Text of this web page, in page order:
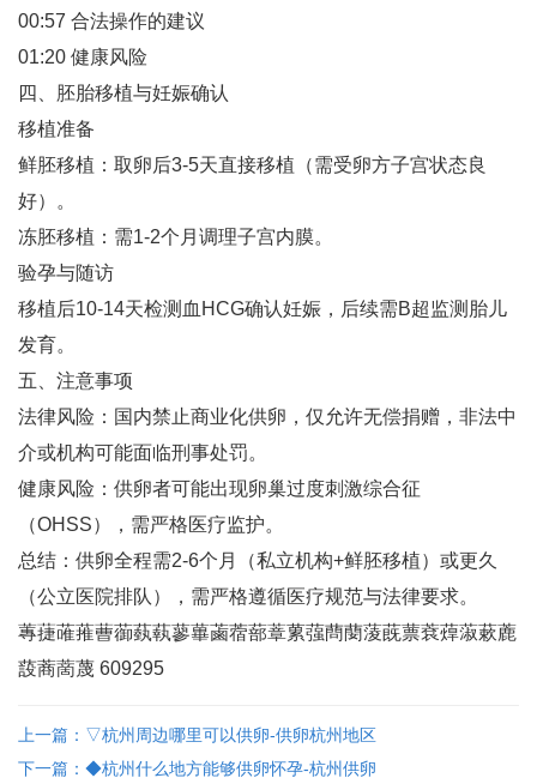
00:57 合法操作的建议
01:20 健康风险
四、胚胎移植与妊娠确认
移植准备‌
鲜胚移植：取卵后3-5天直接移植（需受卵方子宫状态良
好）‌。
冻胚移植：需1-2个月调理子宫内膜‌。
验孕与随访‌
移植后10-14天检测血HCG确认妊娠，后续需B超监测胎儿
发育‌。
五、注意事项
法律风险‌：国内禁止商业化供卵，仅允许无偿捐赠，非法中
介或机构可能面临刑事处罚‌。
健康风险‌：供卵者可能出现卵巢过度刺激综合征
（OHSS），需严格医疗监护‌。
总结‌：供卵全程需2-6个月（私立机构+鲜胚移植）或更久
（公立医院排队），需严格遵循医疗规范与法律要求‌。
蓴蓵蓶蓷蓸蓹蓺蓻蓼蓽蓾蓿蔀蔁蔂蔃蔄蔅蔆蔇蔈蔉蔊蔋蔌蔍
蔎蔏蔐蔑 609295
上一篇：▽杭州周边哪里可以供卵-供卵杭州地区
下一篇：◆杭州什么地方能够供卵怀孕-杭州供卵